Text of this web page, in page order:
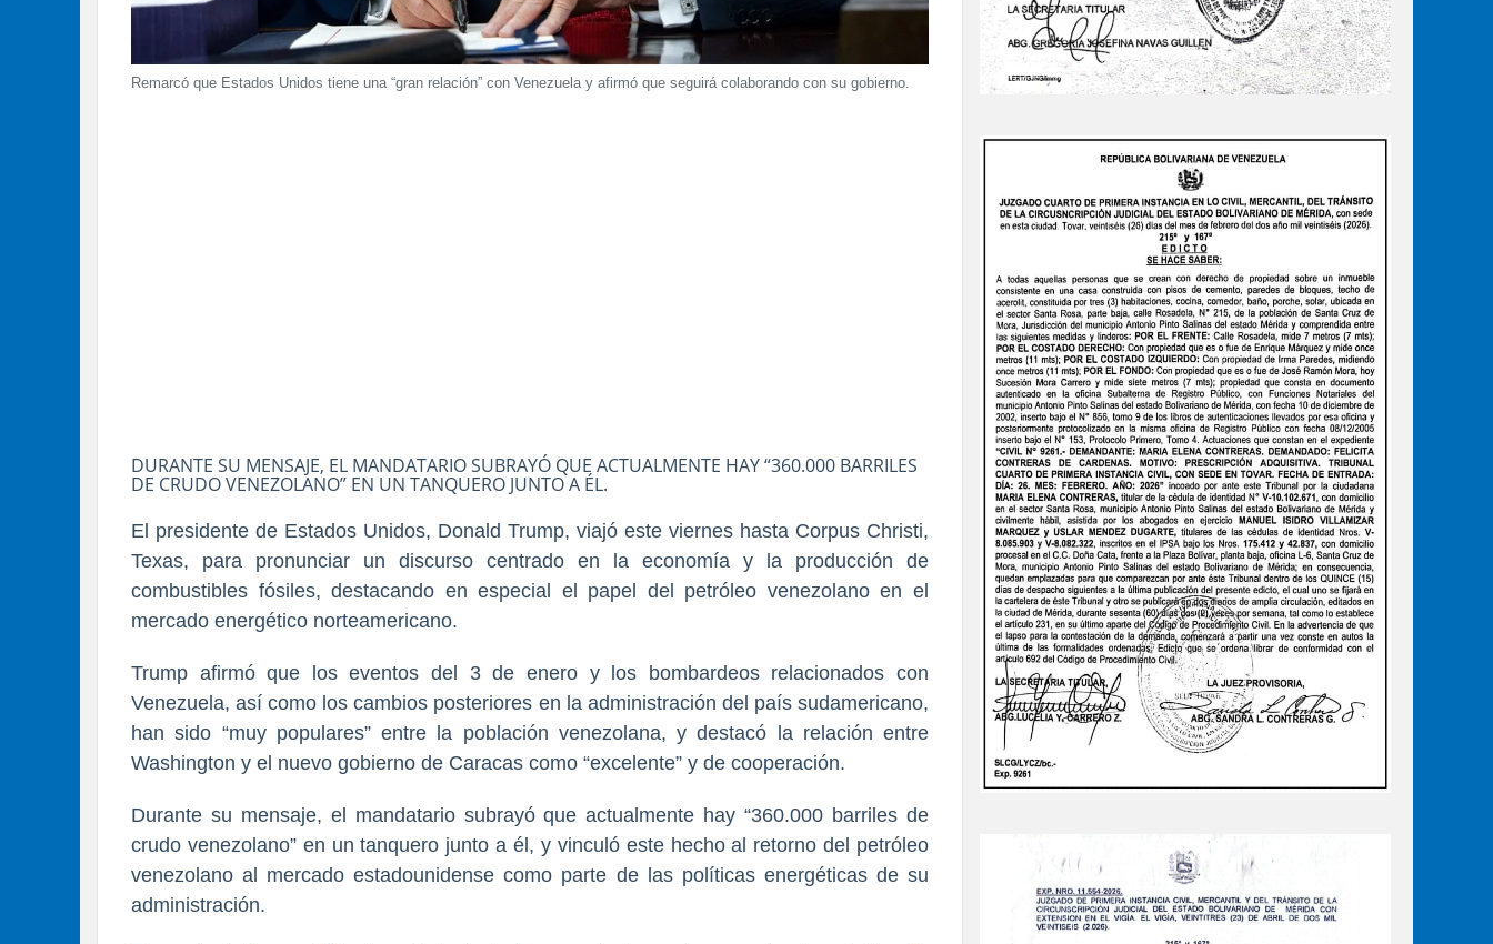
Remarcó que Estados Unidos tiene una “gran relación” con Venezuela y afirmó que seguirá colaborando con su gobierno.
DURANTE SU MENSAJE, EL MANDATARIO SUBRAYÓ QUE ACTUALMENTE HAY “360.000 BARRILES
DE CRUDO VENEZOLANO” EN UN TANQUERO JUNTO A ÉL.
El presidente de Estados Unidos, Donald Trump, viajó este viernes hasta Corpus Christi,
Texas, para pronunciar un discurso centrado en la economía y la producción de
combustibles fósiles, destacando en especial el papel del petróleo venezolano en el
mercado energético norteamericano.
Trump afirmó que los eventos del 3 de enero y los bombardeos relacionados con
Venezuela, así como los cambios posteriores en la administración del país sudamericano,
han sido “muy populares” entre la población venezolana, y destacó la relación entre
Washington y el nuevo gobierno de Caracas como “excelente” y de cooperación.
Durante su mensaje, el mandatario subrayó que actualmente hay “360.000 barriles de
crudo venezolano” en un tanquero junto a él, y vinculó este hecho al retorno del petróleo
venezolano al mercado estadounidense como parte de las políticas energéticas de su
administración.